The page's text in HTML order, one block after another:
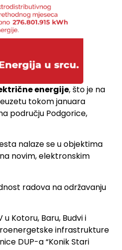
energije, što je na
tokom januara
području Podgorice,
nalaze se u objektima
novim, elektronskim
radova na održavanju
Kotoru, Baru, Budvi i
infrastrukture
DUP-a “Konik Stari